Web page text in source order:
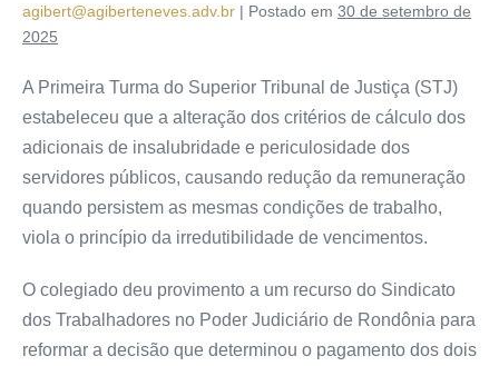
agibert@agiberteneves.adv.br | Postado em 30 de setembro de
2025
A Primeira Turma do Superior Tribunal de Justiça (STJ)
estabeleceu que a alteração dos critérios de cálculo dos
adicionais de insalubridade e periculosidade dos
servidores públicos, causando redução da remuneração
quando persistem as mesmas condições de trabalho,
viola o princípio da irredutibilidade de vencimentos.
O colegiado deu provimento a um recurso do Sindicato
dos Trabalhadores no Poder Judiciário de Rondônia para
reformar a decisão que determinou o pagamento dos dois